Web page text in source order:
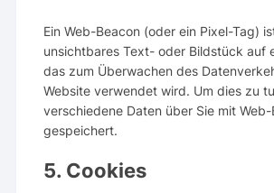
Ein Web-Beacon (oder ein Pixel-Tag)
unsichtbares Text- oder Bildstück auf
das zum Überwachen des
Website verwendet wird. Um dies zu
verschiedene Daten über Sie mit Web-
gespeichert.
5. Cookies